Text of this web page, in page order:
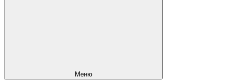
Меню